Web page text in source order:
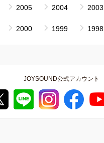
2005 2004 2003
2000 1999 1998
JOYSOUND公式アカウント